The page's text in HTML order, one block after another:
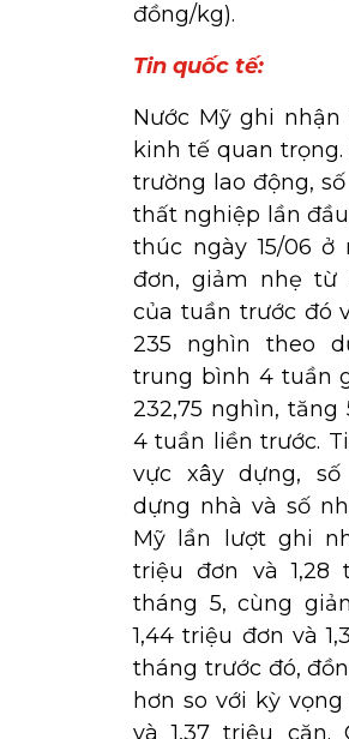
đồng/kg).
Tin quốc tế:
Nước Mỹ ghi
kinh tế quan
trường lao động,
thất nghiệp lần
thúc ngày 15/06 ở
đơn, giảm nhẹ từ
của tuần trước đó
235 nghìn theo
trung bình 4 tuần
232,75 nghìn, tăng
4 tuần liền trước.
vực xây dựng,
dựng nhà và số
Mỹ lần lượt ghi
triệu đơn và 1,28
tháng 5, cùng
1,44 triệu đơn và
tháng trước đó,
hơn so với kỳ vọng
và 1,37 triệu căn.